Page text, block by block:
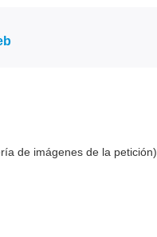
de imágenes de la petición).